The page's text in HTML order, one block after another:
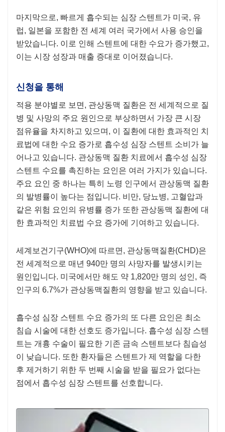
마지막으로, 빠르게 흡수되는 심장 스텐트가 미국, 유
럽, 일본을 포함한 전 세계 여러 국가에서 사용 승인을
받았습니다. 이로 인해 스텐트에 대한 수요가 증가했고,
이는 시장 성장과 매출 증대로 이어졌습니다.
신청을 통해
적용 분야별로 보면, 관상동맥 질환은 전 세계적으로 질
병 및 사망의 주요 원인으로 부상하면서 가장 큰 시장
점유율을 차지하고 있으며, 이 질환에 대한 효과적인 치
료법에 대한 수요 증가로 흡수성 심장 스텐트 소비가 늘
어나고 있습니다. 관상동맥 질환 치료에서 흡수성 심장
스텐트 수요를 촉진하는 요인은 여러 가지가 있습니다.
주요 요인 중 하나는 특히 노령 인구에서 관상동맥 질환
의 발병률이 높다는 점입니다. 비만, 당뇨병, 고혈압과
같은 위험 요인의 유병률 증가 또한 관상동맥 질환에 대
한 효과적인 치료법 수요 증가에 기여하고 있습니다.
세계보건기구(WHO)에 따르면, 관상동맥질환(CHD)은
전 세계적으로 매년 940만 명의 사망자를 발생시키는
원인입니다. 미국에서만 해도 약 1,820만 명의 성인, 즉
인구의 6.7%가 관상동맥질환의 영향을 받고 있습니다.
흡수성 심장 스텐트 수요 증가의 또 다른 요인은 최소
침습 시술에 대한 선호도 증가입니다. 흡수성 심장 스텐
트는 개흉 수술이 필요한 기존 금속 스텐트보다 침습성
이 낮습니다. 또한 환자들은 스텐트가 제 역할을 다한
후 제거하기 위한 두 번째 시술을 받을 필요가 없다는
점에서 흡수성 심장 스텐트를 선호합니다.